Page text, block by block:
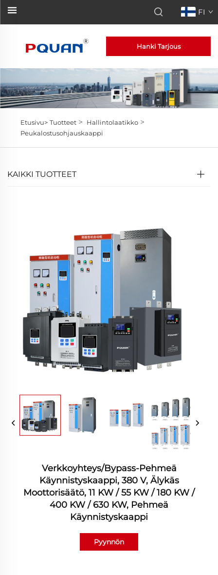
FI
Hanki Tarjous
Etusivu> Tuotteet> Hallintolaatikko>
Peukalostusohjauskaappi
KAIKKI TUOTTEET
Verkkoyhteys/bypass-Pehmeä
Käynnistyskaappi, 380 V, Älykäs
Moottorisäätö, 11 KW / 55 KW / 180 KW /
400 KW / 630 KW, Pehmeä
Käynnistyskaappi
Pyynnön